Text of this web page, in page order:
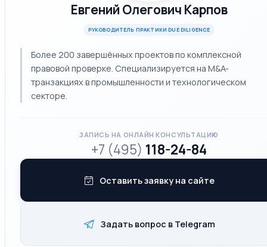
Евгений Олегович Карпов
РУКОВОДИТЕЛЬ ПРАКТИКИ DUE DILIGENCE
Более 200 завершённых проектов по комплексной
правовой проверке. Специализируется на M&A-
транзакциях в промышленности и технологическом
секторе.
ЗАПИСЬ НА ОНЛАЙН КОНСУЛЬТАЦИЮ
+7 (495) 118-24-84
Оставить заявку на сайте
Задать вопрос в Telegram